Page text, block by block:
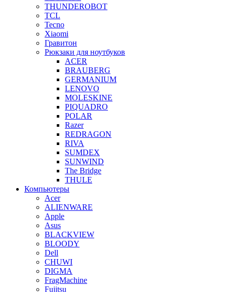
THUNDEROBOT
TCL
Tecno
Xiaomi
Гравитон
Рюкзаки для ноутбуков
ACER
BRAUBERG
GERMANIUM
LENOVO
MOLESKINE
PIQUADRO
POLAR
Razer
REDRAGON
RIVA
SUMDEX
SUNWIND
The Bridge
THULE
Компьютеры
Acer
ALIENWARE
Apple
Asus
BLACKVIEW
BLOODY
Dell
CHUWI
DIGMA
FragMachine
Fujitsu